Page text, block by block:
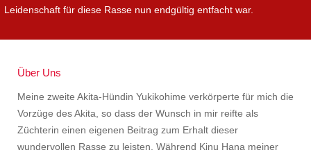
Leidenschaft für diese Rasse nun endgültig entfacht war.
Über Uns
Meine zweite Akita-Hündin Yukikohime verkörperte für mich die
Vorzüge des Akita, so dass der Wunsch in mir reifte als
Züchterin einen eigenen Beitrag zum Erhalt dieser
wundervollen Rasse zu leisten. Während Kinu Hana meiner